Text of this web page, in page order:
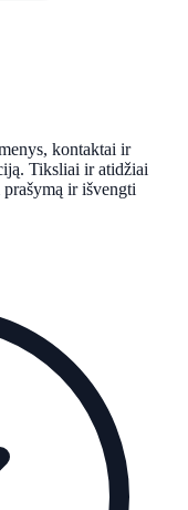
kontaktai ir
Tiksliai ir atidžiai
ir išvengti